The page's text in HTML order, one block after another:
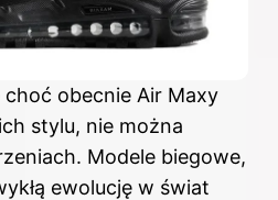
obecnie Air Maxy
stylu, nie można
Modele biegowe,
ewolucję w świat